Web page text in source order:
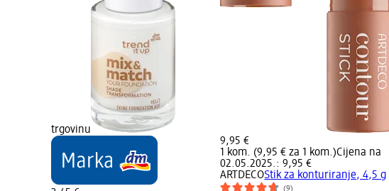
trgovinu
9,95 €
1 kom. (9,95 € za 1 kom.)Cijena na
02.05.2025.: 9,95 €
ARTDECOStik za konturiranje, 4,5 g
(9)